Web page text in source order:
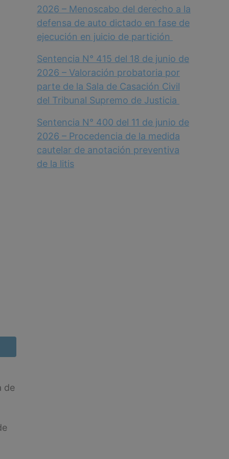
de
2026 – Menoscabo del derecho a la
defensa de auto dictado en fase de
ejecución en juicio de partición
Sentencia N° 415 del 18 de junio de
2026 – Valoración probatoria por
parte de la Sala de Casación Civil
del Tribunal Supremo de Justicia
Sentencia N° 400 del 11 de junio de
2026 – Procedencia de la medida
cautelar de anotación preventiva
de la litis